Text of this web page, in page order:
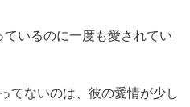
いるのに一度も愛されてい
てないのは、彼の愛情が少し